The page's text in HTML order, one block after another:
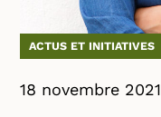
ACTUS ET INITIATIVES
18 novembre 2021